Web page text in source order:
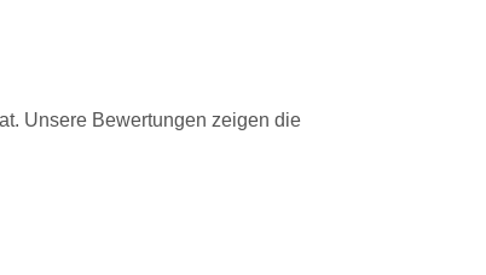
Unsere Bewertungen zeigen die